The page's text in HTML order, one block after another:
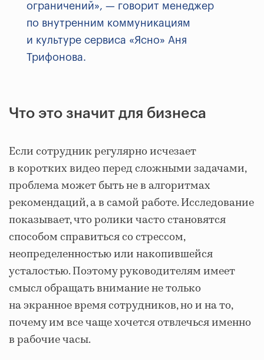
ограничений», — говорит менеджер
по внутренним коммуникациям
и культуре сервиса «Ясно» Аня
Трифонова.
Что это значит для бизнеса
Если сотрудник регулярно исчезает
в коротких видео перед сложными задачами,
проблема может быть не в алгоритмах
рекомендаций, а в самой работе. Исследование
показывает, что ролики часто становятся
способом справиться со стрессом,
неопределенностью или накопившейся
усталостью. Поэтому руководителям имеет
смысл обращать внимание не только
на экранное время сотрудников, но и на то,
почему им все чаще хочется отвлечься именно
в рабочие часы.